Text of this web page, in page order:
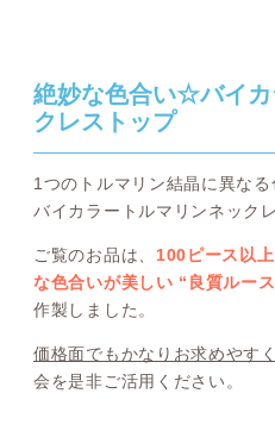
絶妙な色合い☆バイカ
クレストップ
1つのトルマリン結晶に異な
バイカラートルマリンネック
ご覧のお品は、 100ピース以
な色合いが美しい “良質ルー
作製しました。
価格面でもかなりお求めやす
会を是非ご活用ください。